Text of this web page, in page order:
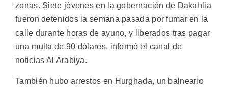
zonas. Siete jóvenes en la gobernación de Dakahlia
fueron detenidos la semana pasada por fumar en la
calle durante horas de ayuno, y liberados tras pagar
una multa de 90 dólares, informó el canal de
noticias Al Arabiya.
También hubo arrestos en Hurghada, un balneario